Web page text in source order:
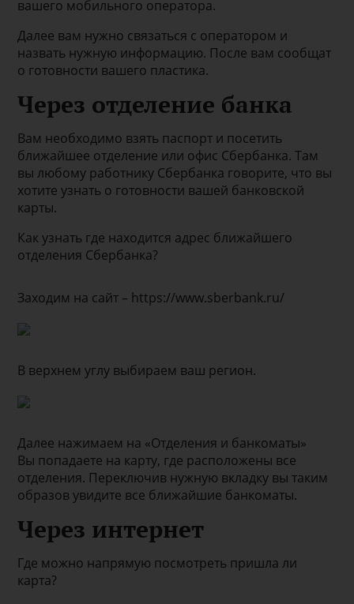
вашего мобильного оператора.
Далее вам нужно связаться с оператором и
назвать нужную информацию. После вам сообщат
о готовности вашего пластика.
Через отделение банка
Вам необходимо взять паспорт и посетить
ближайшее отделение или офис Сбербанка. Там
вы любому работнику Сбербанка говорите, что вы
хотите узнать о готовности вашей банковской
карты.
Как узнать где находится адрес ближайшего
отделения Сбербанка?
Заходим на сайт – https://www.sberbank.ru/
В верхнем углу выбираем ваш регион.
Далее нажимаем на «Отделения и банкоматы»
Вы попадаете на карту, где расположены все
отделения. Переключив нужную вкладку вы таким
образов увидите все ближайшие банкоматы.
Через интернет
Где можно напрямую посмотреть пришла ли
карта?